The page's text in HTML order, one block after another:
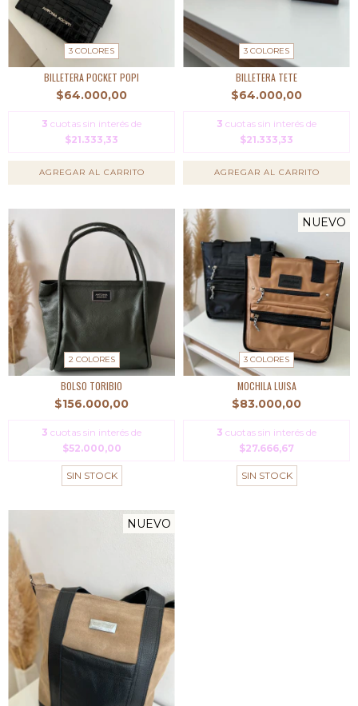
3 COLORES
BILLETERA POCKET POPI
$64.000,00
3 cuotas sin interés de
$21.333,33
AGREGAR AL CARRITO
3 COLORES
BILLETERA TETE
$64.000,00
3 cuotas sin interés de
$21.333,33
AGREGAR AL CARRITO
2 COLORES
BOLSO TORIBIO
$156.000,00
3 cuotas sin interés de
$52.000,00
SIN STOCK
NUEVO
3 COLORES
MOCHILA LUISA
$83.000,00
3 cuotas sin interés de
$27.666,67
SIN STOCK
NUEVO